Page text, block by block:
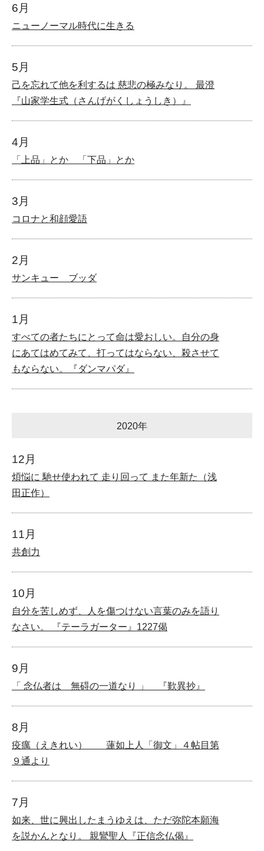
6月
ニューノーマル時代に生きる
5月
己を忘れて他を利するは 慈悲の極みなり。 最澄
『山家学生式（さんげがくしょうしき）』
4月
「上品」とか 「下品」とか
3月
コロナと和顔愛語
2月
サンキュー ブッダ
1月
すべての者たちにとって命は愛おしい。自分の身
にあてはめてみて、打ってはならない、殺させて
もならない。『ダンマパダ』
2020年
12月
煩悩に 馳せ使われて 走り回って また年新た（浅
田正作）
11月
共創力
10月
自分を苦しめず、人を傷つけない言葉のみを語り
なさい。 『テーラガーター』1227偈
9月
「 念仏者は 無碍の一道なり 」 『歎異抄』
8月
疫癘（えきれい） 蓮如上人「御文」４帖目第
９通より
7月
如来、世に興出したまうゆえは、ただ弥陀本願海
を説かんとなり。 親鸞聖人『正信念仏偈』